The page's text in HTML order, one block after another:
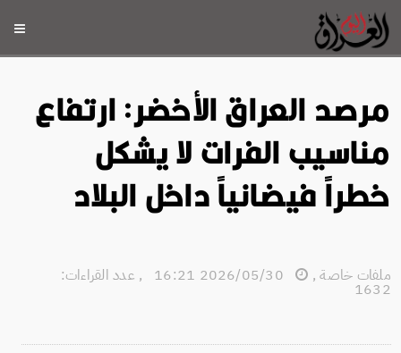
مرصد العراق الأخضر: ارتفاع
مناسيب الفرات لا يشكل
خطراً فيضانياً داخل البلاد
ملفات خاصة,
, عدد القراءات:
1632